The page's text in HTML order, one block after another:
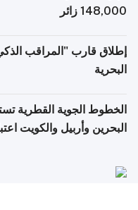
148,000 زائر
إطلاق قارب "المراقب
البحرية
الخطوط الجوية القطرية